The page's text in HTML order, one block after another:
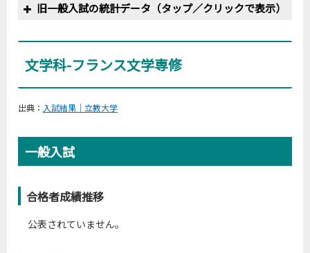
旧一般入試の統計データ（タップ／クリックで表示）
立教大-文-ドイツ文＜全学部3教科＞
2008
8 114 109 20
5.5
2009
2011
8
2013
8
文学科-フランス文学専修
出典： 入試結果｜立教大学
一般入試
合格者成績推移
公表されていません。